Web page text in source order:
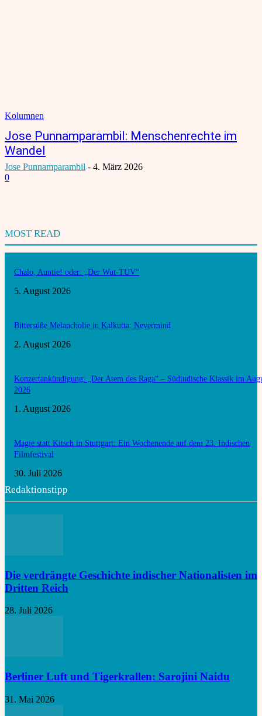
Kolumnen
Jose Punnamparambil: Menschenrechte im
Wandel
Jose Punnamparambil - 4. März 2026
0
MOST READ
Chalo, Auntie! oder: „Der Wut-TÜV“
5. August 2026
Bittersüße Melancholie in Kalkutta: Nevermind
2. August 2026
Konzertankündigung: „Der Atem des Raga“ – Südindische Klassik im
2026
1. August 2026
Magie statt Kitsch in Stuttgart: Ein Wochenende auf dem 23. Indischen
Filmfestival
30. Juli 2026
Redaktionstipp
Die verdrängte Geschichte indischer Nationalisten im
Dritten Reich
28. Juli 2026
Berliner Luft und Tigerkrallen: Sarojini Naidu
31. Mai 2026